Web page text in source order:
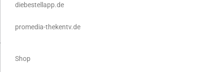
diebestellapp.de
promedia-thekentv.de
Shop